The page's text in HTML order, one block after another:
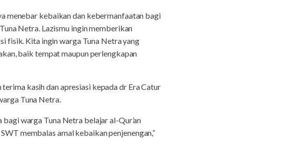
menebar kebaikan dan kebermanfaatan bagi
Netra. Lazismu ingin memberikan
fisik. Kita ingin warga Tuna Netra yang
baik tempat maupun perlengkapan
kasih dan apresiasi kepada dr Era Catur
Tuna Netra.
warga Tuna Netra belajar al-Qur’an
membalas amal kebaikan penjenengan,”